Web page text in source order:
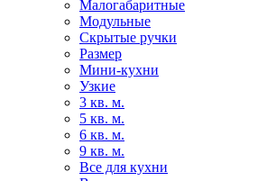
Малогабаритные
Модульные
Скрытые ручки
Размер
Мини-кухни
Узкие
3 кв. м.
5 кв. м.
6 кв. м.
9 кв. м.
Все для кухни